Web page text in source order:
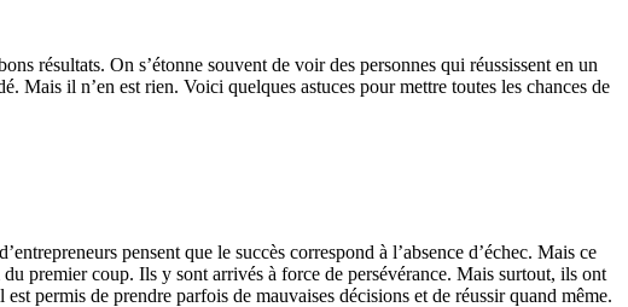
résultats. On s’étonne souvent de voir des personnes qui réussissent en un
Mais il n’en est rien. Voici quelques astuces pour mettre toutes les chances de
pensent que le succès correspond à l’absence d’échec. Mais ce
premier coup. Ils y sont arrivés à force de persévérance. Mais surtout, ils ont
permis de prendre parfois de mauvaises décisions et de réussir quand même.